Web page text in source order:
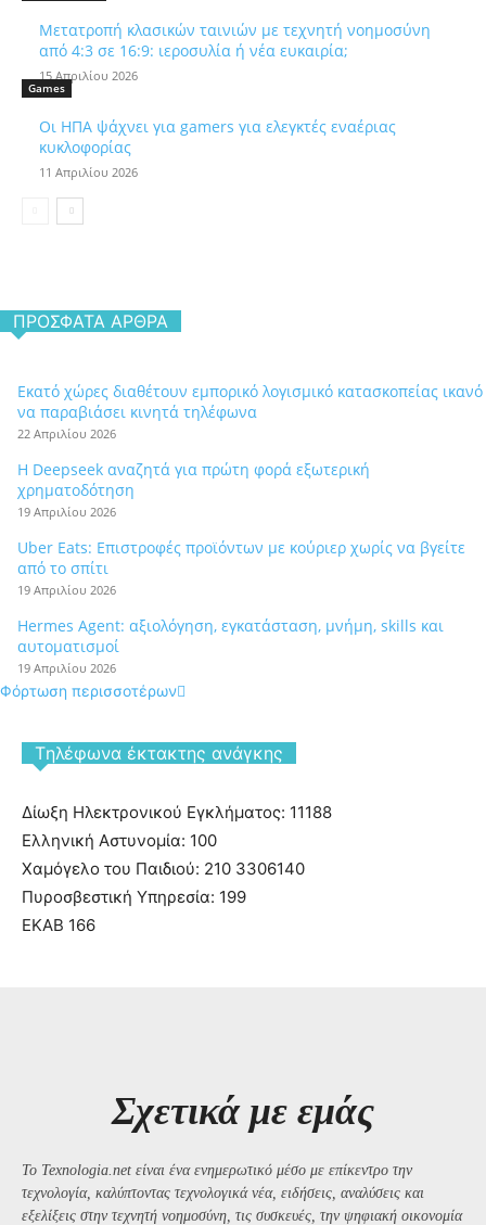
Μετατροπή κλασικών ταινιών με τεχνητή νοημοσύνη
από 4:3 σε 16:9: ιεροσυλία ή νέα ευκαιρία;
15 Απριλίου 2026
Games
Οι ΗΠΑ ψάχνει για gamers για ελεγκτές εναέριας
κυκλοφορίας
11 Απριλίου 2026
ΠΡΌΣΦΑΤΑ ΆΡΘΡΑ
Εκατό χώρες διαθέτουν εμπορικό λογισμικό κατασκοπείας ικανό
να παραβιάσει κινητά τηλέφωνα
22 Απριλίου 2026
Η Deepseek αναζητά για πρώτη φορά εξωτερική
χρηματοδότηση
19 Απριλίου 2026
Uber Eats: Επιστροφές προϊόντων με κούριερ χωρίς να βγείτε
από το σπίτι
19 Απριλίου 2026
Hermes Agent: αξιολόγηση, εγκατάσταση, μνήμη, skills και
αυτοματισμοί
19 Απριλίου 2026
Φόρτωση περισσοτέρων
Tηλέφωνα έκτακτης ανάγκης
Δίωξη Ηλεκτρονικού Εγκλήματος: 11188
Ελληνική Αστυνομία: 100
Χαμόγελο του Παιδιού: 210 3306140
Πυροσβεστική Υπηρεσία: 199
ΕΚΑΒ 166
Σχετικά με εμάς
Το Texnologia.net είναι ένα ενημερωτικό μέσο με επίκεντρο την
τεχνολογία, καλύπτοντας τεχνολογικά νέα, ειδήσεις, αναλύσεις και
εξελίξεις στην τεχνητή νοημοσύνη, τις συσκευές, την ψηφιακή οικονομία